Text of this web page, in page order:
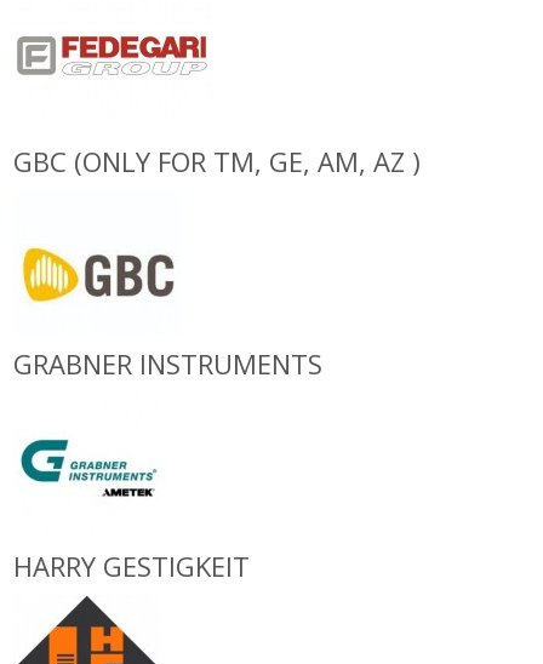
GBC (ONLY FOR TM, GE, AM, AZ )
GRABNER INSTRUMENTS
HARRY GESTIGKEIT